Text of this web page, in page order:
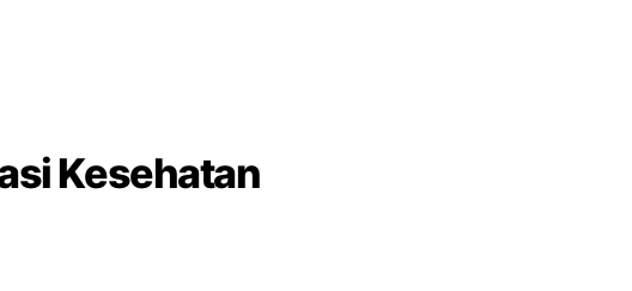
Kesehatan